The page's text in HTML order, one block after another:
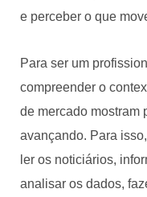
e perceber o que
Para ser um
compreender o
de mercado mostram
avançando. Para
ler os noticiários,
analisar os dados,